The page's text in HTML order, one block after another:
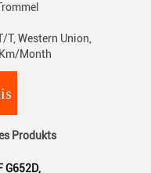
Western Union,
Month
Produkts
G652D,